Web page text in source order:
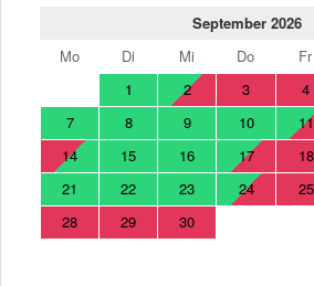
September 2026
Mo
Di Mi Do Fr
1
2 3 4
7
8 9 10 11
14
15 16 17 18
21
22 23 24 25
28
29 30